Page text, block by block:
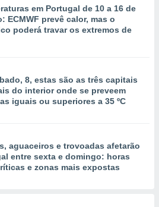
em Portugal de 10 a 16 de
ECMWF prevê calor, mas o
poderá travar os extremos de
8, estas são as três capitais
do interior onde se preveem
iguais ou superiores a 35 ºC
aguaceiros e trovoadas afetarão
entre sexta e domingo: horas
e zonas mais expostas